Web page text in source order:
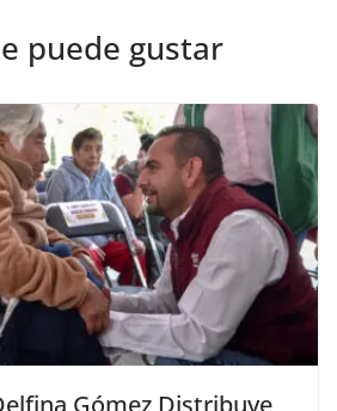
puede gustar
Gómez Distribuye